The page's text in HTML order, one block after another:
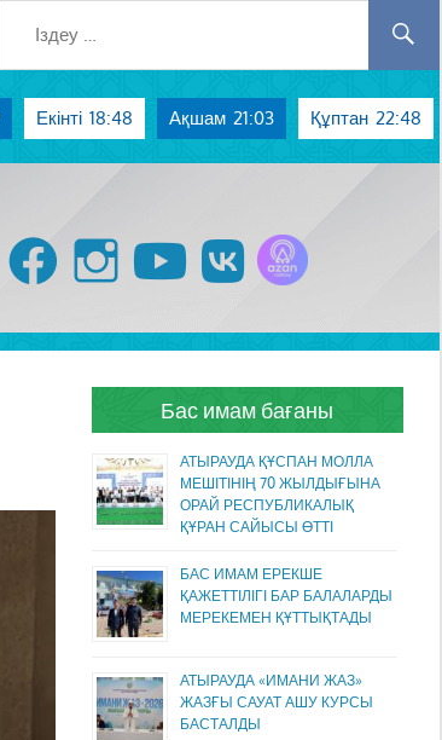
Екінті 18:48 Ақшам 21:03 Құптан 22:48
whatsapp facebook instagram youtubevk
Бас имам бағаны
АТЫРАУДА ҚҰСПАН МОЛЛА
МЕШІТІНІҢ 70 ЖЫЛДЫҒЫНА
ОРАЙ РЕСПУБЛИКАЛЫҚ
ҚҰРАН САЙЫСЫ ӨТТІ
БАС ИМАМ ЕРЕКШЕ
ҚАЖЕТТІЛІГІ БАР БАЛАЛАРДЫ
МЕРЕКЕМЕН ҚҰТТЫҚТАДЫ
АТЫРАУДА «ИМАНИ ЖАЗ»
ЖАЗҒЫ САУАТ АШУ КУРСЫ
БАСТАЛДЫ